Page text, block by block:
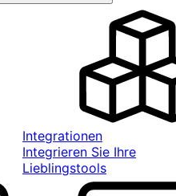
Integrationen
Integrieren Sie Ihre
Lieblingstools